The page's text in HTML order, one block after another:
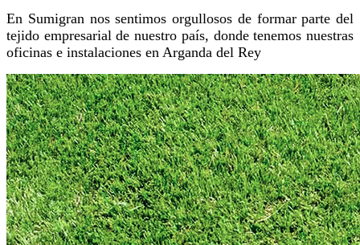
En Sumigran nos sentimos orgullosos de formar parte del
tejido empresarial de nuestro país, donde tenemos nuestras
oficinas e instalaciones en Arganda del Rey